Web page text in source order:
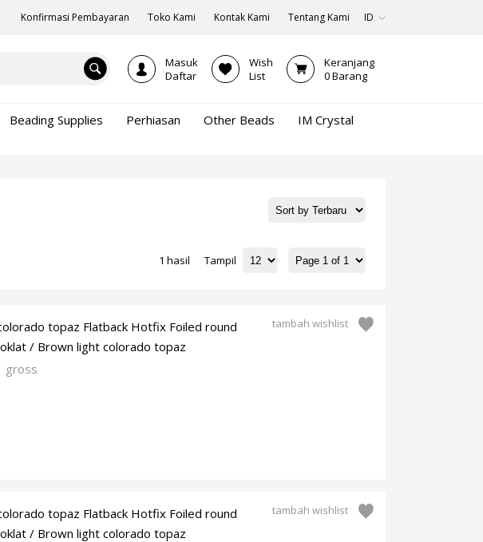
Konfirmasi Pembayaran Toko Kami Kontak Kami Tentang Kami ID
Masuk
Daftar
Wish
List
Keranjang
0Barang
Beading Supplies Perhiasan Other Beads
IM Crystal
1 hasil Tampil
topaz Flatback Hotfix Foiled round
/ Brown light colorado topaz
gross
tambah wishlist
topaz Flatback Hotfix Foiled round
/ Brown light colorado topaz
tambah wishlist